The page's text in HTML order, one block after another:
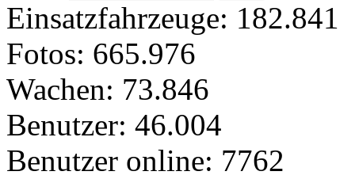
Einsatzfahrzeuge: 182.841
Fotos: 665.976
Wachen: 73.846
Benutzer: 46.004
Benutzer online: 7762